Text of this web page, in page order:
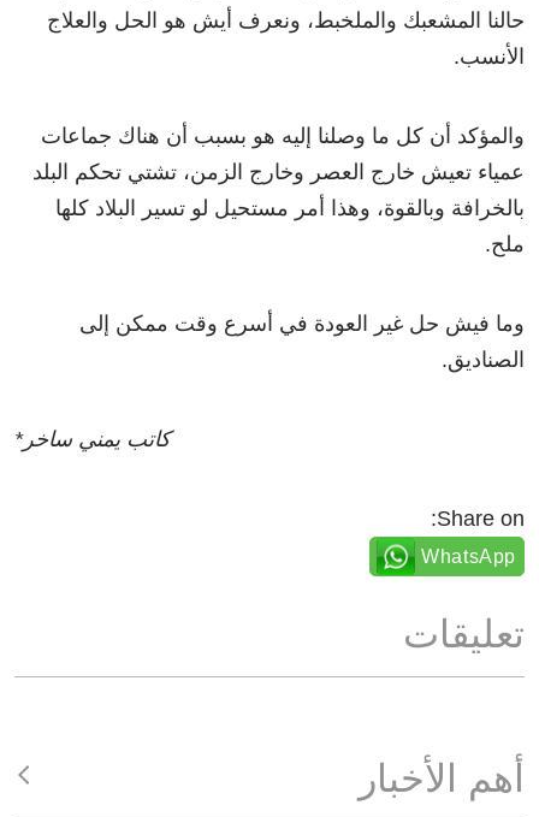
حالنا المشعبك والملخبط، ونعرف أيش هو الحل والعلاج
الأنسب.
والمؤكد أن كل ما وصلنا إليه هو بسبب أن هناك جماعات
عمياء تعيش خارج العصر وخارج الزمن، تشتي تحكم البلد
بالخرافة وبالقوة، وهذا أمر مستحيل لو تسير البلاد كلها
ملح.
وما فيش حل غير العودة في أسرع وقت ممكن إلى
الصناديق.
كاتب يمني ساخر*
Share on:
WhatsApp
تعليقات
أهم الأخبار